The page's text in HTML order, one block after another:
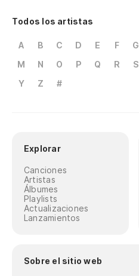
Todos los artistas
A B C D E F G
M
N O P Q R S
Y
Z #
Explorar
Canciones
Artistas
Álbumes
Playlists
Actualizaciones
Lanzamientos
Sobre el sitio web